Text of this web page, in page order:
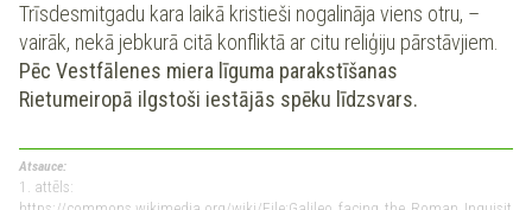
Trīsdesmitgadu kara laikā kristieši nogalināja viens otru, –
vairāk, nekā jebkurā citā konfliktā ar citu reliģiju pārstāvjiem.
Pēc Vestfālenes miera līguma parakstīšanas
Rietumeiropā ilgstoši iestājās spēku līdzsvars.
Atsauce:
1. attēls: